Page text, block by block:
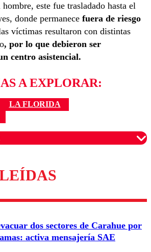
este fue trasladado hasta el
donde permanece fuera de riesgo
víctimas resultaron con distintas
, por lo que debieron ser
centro asistencial.
A EXPLORAR:
LA FLORIDA
son moderados para garantizar un
diálogo respetuoso.
dos sectores de Carahue por
activa mensajería SAE